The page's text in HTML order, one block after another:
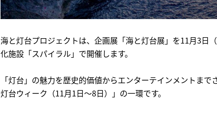
海と灯台プロジェクトは、企画展​「海と灯台展」を11月3日
化施設「スパイラル」で開催します。
「灯台」の魅力を歴史的価値からエンターテインメントま
灯台ウィーク（11月1日～8日）」の一環です。